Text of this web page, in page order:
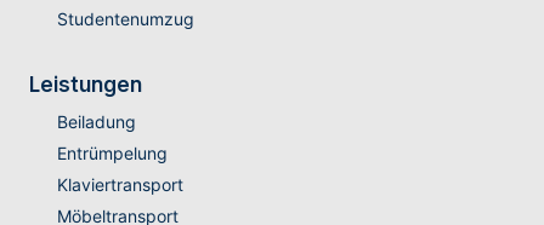
Studentenumzug
Leistungen
Beiladung
Entrümpelung
Klaviertransport
Möbeltransport